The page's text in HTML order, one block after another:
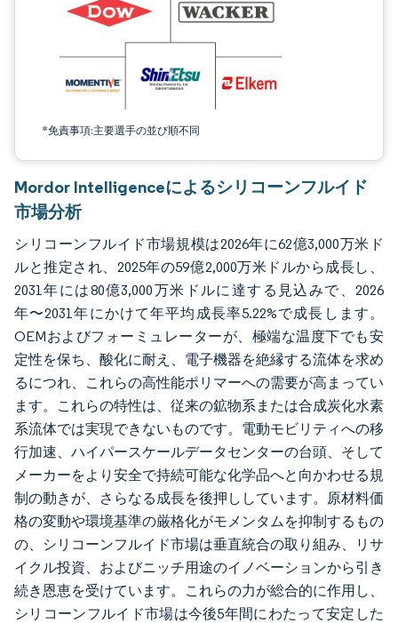
*免責事項:主要選手の並び順不同
Mordor Intelligenceによるシリコーンフルイド
市場分析
シリコーンフルイド市場規模は2026年に62億3,000万米ド
ルと推定され、2025年の59億2,000万米ドルから成長し、
2031年には80億3,000万米ドルに達する見込みで、2026
年〜2031年にかけて年平均成長率5.22%で成長します。
OEMおよびフォーミュレーターが、極端な温度下でも安
定性を保ち、酸化に耐え、電子機器を絶縁する流体を求め
るにつれ、これらの高性能ポリマーへの需要が高まってい
ます。これらの特性は、従来の鉱物系または合成炭化水素
系流体では実現できないものです。電動モビリティへの移
行加速、ハイパースケールデータセンターの台頭、そして
メーカーをより安全で持続可能な化学品へと向かわせる規
制の動きが、さらなる成長を後押ししています。原材料価
格の変動や環境基準の厳格化がモメンタムを抑制するもの
の、シリコーンフルイド市場は垂直統合の取り組み、リサ
イクル投資、およびニッチ用途のイノベーションから引き
続き恩恵を受けています。これらの力が総合的に作用し、
シリコーンフルイド市場は今後5年間にわたって安定した